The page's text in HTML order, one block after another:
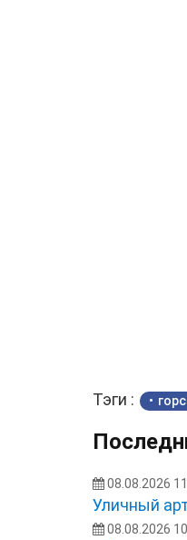
Тэги :
08.08.2026
Уличный
08.08.2026